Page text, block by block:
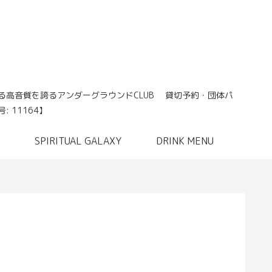
高音質を誇るアンダーグラウンドCLUB 貸切予約・団体パ
: 11164】
SPIRITUAL GALAXY DRINK MENU